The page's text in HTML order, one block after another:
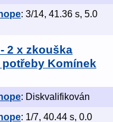
: 3/14, 41.36 s, 5.0
2 x zkouška
Komínek
: Diskvalifikován
: 1/7, 40.44 s, 0.0